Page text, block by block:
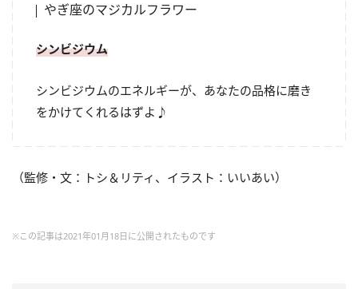
やぎ座のマジカルフラワー
シンビジウム
シンビジウムのエネルギーが、あなたの品格に磨き
をかけてくれるはずよ♪
（監修・文：トシ＆リティ、イラスト：いいあい）
※この記事は2021年01月18日に公開されたものです